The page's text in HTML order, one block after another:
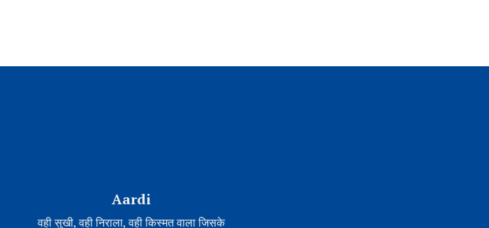
Aardi
वही सुखी, वही निराला, वही किस्मत वाला जिसके